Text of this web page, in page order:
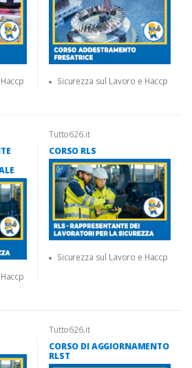
Sicurezza sul Lavoro e Haccp
Tutto626.it
CORSO RLS
Sicurezza sul Lavoro e Haccp
Tutto626.it
CORSO DI AGGIORNAMENTO
RLST